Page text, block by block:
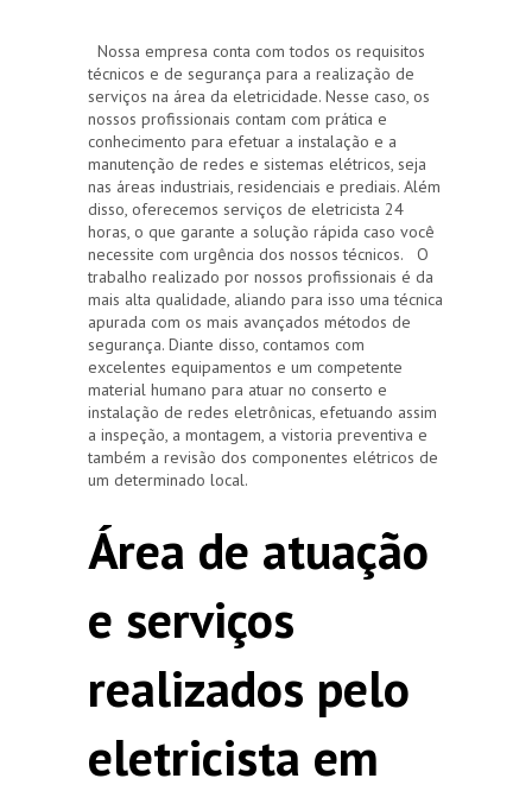
Nossa empresa conta com todos os requisitos
técnicos e de segurança para a realização de
serviços na área da eletricidade. Nesse caso, os
nossos profissionais contam com prática e
conhecimento para efetuar a instalação e a
manutenção de redes e sistemas elétricos, seja
nas áreas industriais, residenciais e prediais. Além
disso, oferecemos serviços de eletricista 24
horas, o que garante a solução rápida caso você
necessite com urgência dos nossos técnicos. O
trabalho realizado por nossos profissionais é da
mais alta qualidade, aliando para isso uma técnica
apurada com os mais avançados métodos de
segurança. Diante disso, contamos com
excelentes equipamentos e um competente
material humano para atuar no conserto e
instalação de redes eletrônicas, efetuando assim
a inspeção, a montagem, a vistoria preventiva e
também a revisão dos componentes elétricos de
um determinado local.
Área de atuação
e serviços
realizados pelo
eletricista em